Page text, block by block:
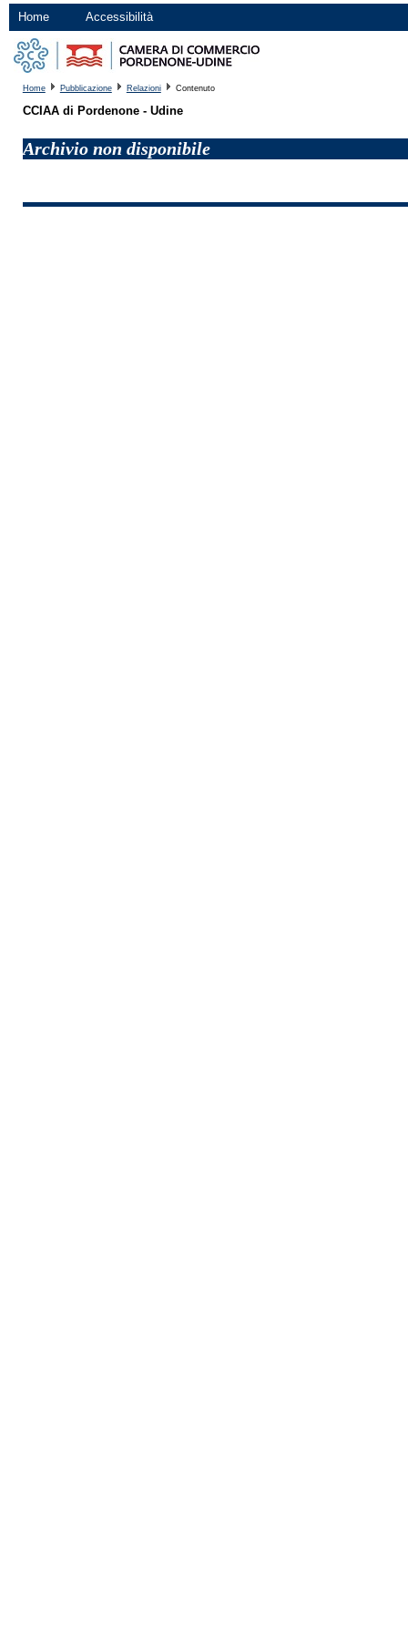
Home Accessibilità
Home Pubblicazione Relazioni Contenuto
CCIAA di Pordenone - Udine
Archivio non disponibile